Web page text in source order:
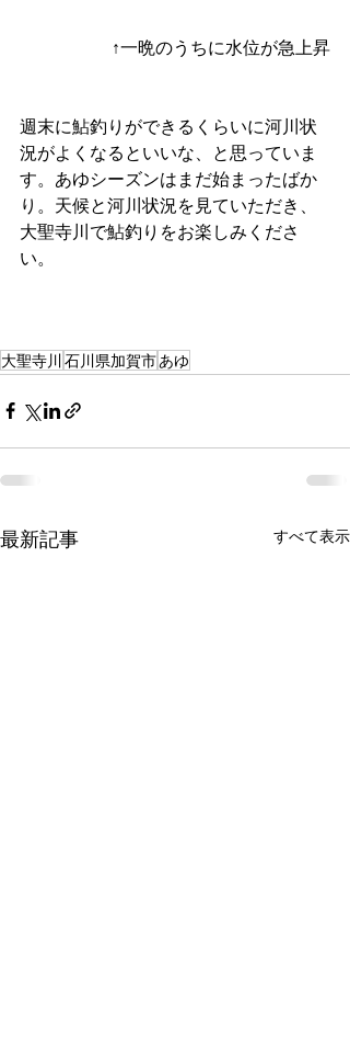
↑一晩のうちに水位が急上昇
週末に鮎釣りができるくらいに河川状
況がよくなるといいな、と思っていま
す。あゆシーズンはまだ始まったばか
り。天候と河川状況を見ていただき、
大聖寺川で鮎釣りをお楽しみくださ
い。
大聖寺川 石川県加賀市あゆ
最新記事 すべて表示